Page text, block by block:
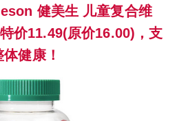
健美生 儿童复合维
价11.49(原价16.00)，支
健康！